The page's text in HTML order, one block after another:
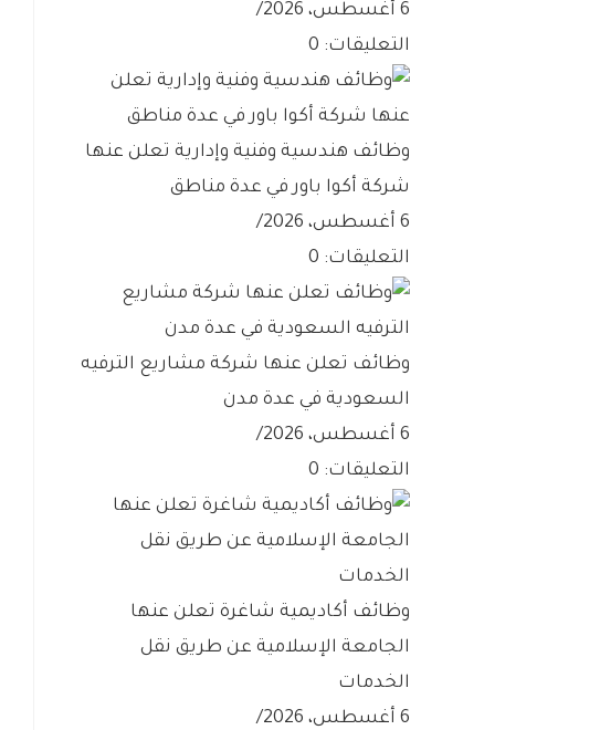
6 أغسطس، 2026
/
التعليقات: 0
وظائف هندسية وفنية وإدارية تعلن عنها
شركة أكوا باور في عدة مناطق
6 أغسطس، 2026
/
التعليقات: 0
وظائف تعلن عنها شركة مشاريع الترفيه
السعودية في عدة مدن
6 أغسطس، 2026
/
التعليقات: 0
وظائف أكاديمية شاغرة تعلن عنها
الجامعة الإسلامية عن طريق نقل
الخدمات
6 أغسطس، 2026
/